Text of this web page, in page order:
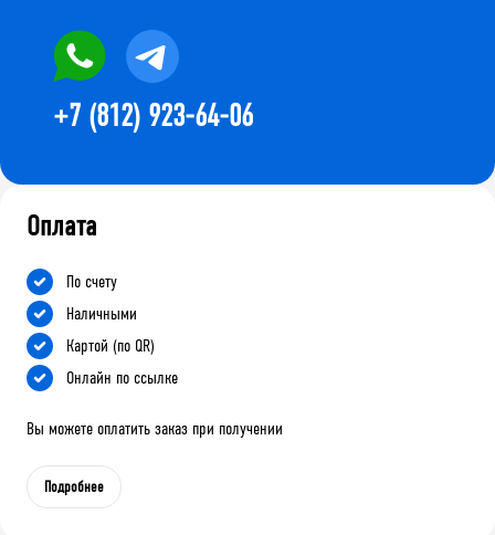
+7 (812) 923-64-06
Оплата
По счету
Наличными
Картой (по QR)
Онлайн по ссылке
Вы можете оплатить заказ при получении
Подробнее